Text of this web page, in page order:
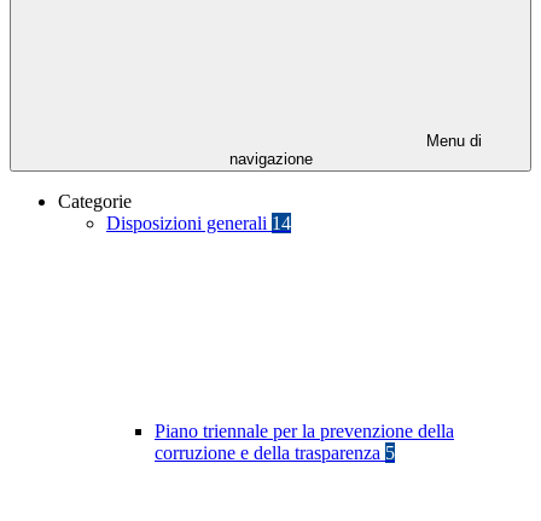
Menu di
navigazione
Categorie
Disposizioni generali 14
Piano triennale per la prevenzione della
corruzione e della trasparenza 5